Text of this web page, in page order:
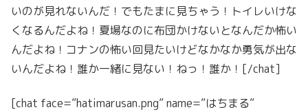
いのが見れないんだ！でもたまに見ちゃう！トイレいけな
くなるんだよね！夏場なのに布団かけないとなんだか怖い
んだよね！コナンの怖い回見たいけどなかなか勇気が出な
いんだよね！誰か一緒に見ない！ねっ！誰か！[/chat]
[chat face=”hatimarusan.png” name=”はちまる”